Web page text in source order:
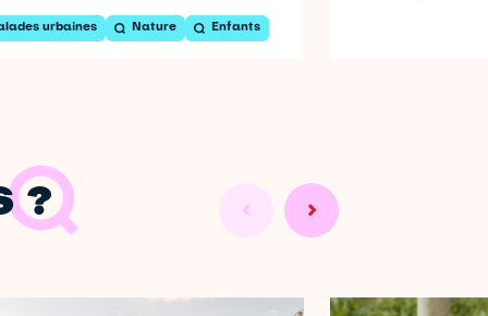
urbaines Nature Enfants
?